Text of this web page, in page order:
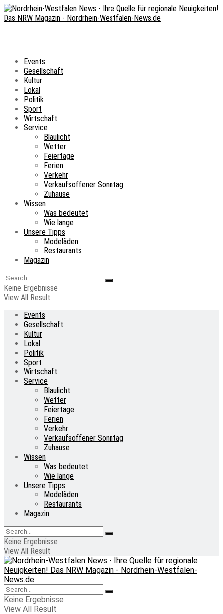
Events
Gesellschaft
Kultur
Lokal
Politik
Sport
Wirtschaft
Service
Blaulicht
Wetter
Feiertage
Ferien
Verkehr
Verkaufsoffener Sonntag
Zuhause
Wissen
Was bedeutet
Wie lange
Unsere Tipps
Modeläden
Restaurants
Magazin
Keine Ergebnisse
View All Result
Events
Gesellschaft
Kultur
Lokal
Politik
Sport
Wirtschaft
Service
Blaulicht
Wetter
Feiertage
Ferien
Verkehr
Verkaufsoffener Sonntag
Zuhause
Wissen
Was bedeutet
Wie lange
Unsere Tipps
Modeläden
Restaurants
Magazin
Keine Ergebnisse
View All Result
Keine Ergebnisse
View All Result